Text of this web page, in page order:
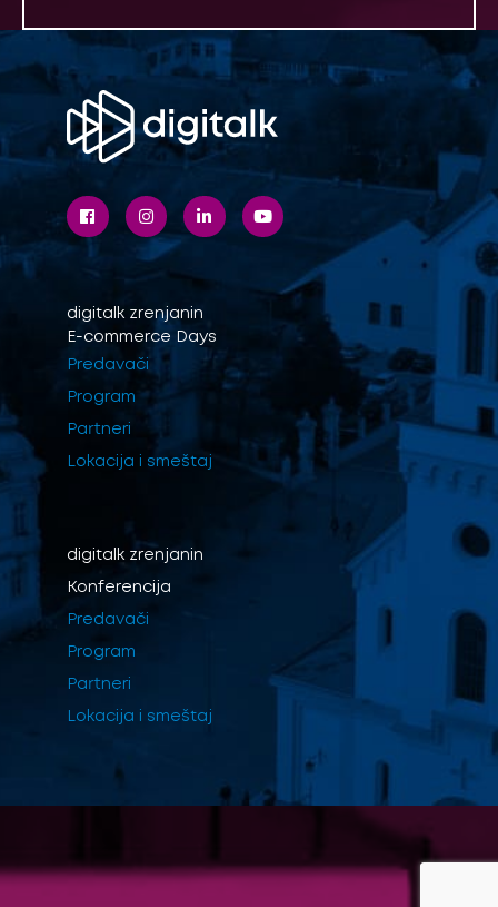
digitalk zrenjanin
E-commerce Days
Predavači
Program
Partneri
Lokacija i smeštaj
digitalk zrenjanin
Konferencija
Predavači
Program
Partneri
Lokacija i smeštaj